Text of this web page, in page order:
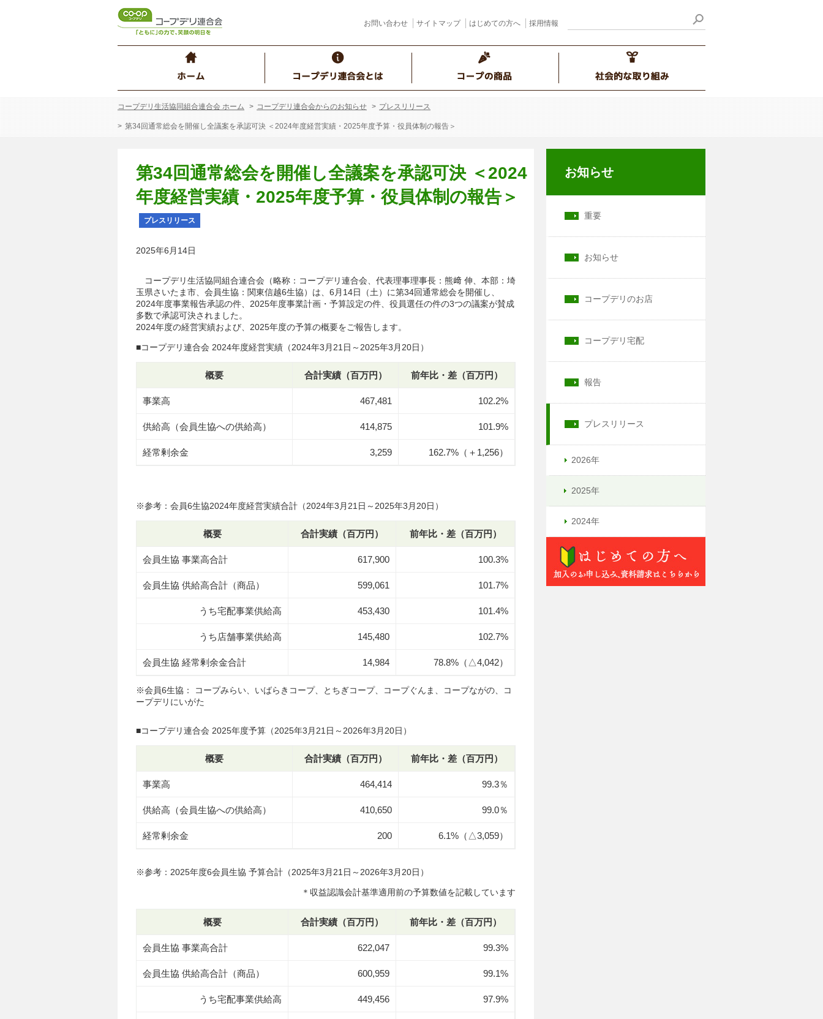
お問い合わせ サイトマップ はじめての方へ 採用情報
コープデリ生活協同組合連合会 ホーム コープデリ連合会からのお知らせ プレスリリース
第34回通常総会を開催し全議案を承認可決 ＜2024年度経営実績・2025年度予算・役員体制の報告＞
第34回通常総会を開催し全議案を承認可決 ＜2024
年度経営実績・2025年度予算・役員体制の報告＞
プレスリリース
2025年6月14日
コープデリ生活協同組合連合会（略称：コープデリ連合会、代表理事理事長：熊﨑 伸、本部：埼
玉県さいたま市、会員生協：関東信越6生協）は、6月14日（土）に第34回通常総会を開催し、
2024年度事業報告承認の件、2025年度事業計画・予算設定の件、役員選任の件の3つの議案が賛成
多数で承認可決されました。
2024年度の経営実績および、2025年度の予算の概要をご報告します。
■コープデリ連合会 2024年度経営実績（2024年3月21日～2025年3月20日）
概要 合計実績（百万円） 前年比・差（百万円）
事業高 467,481 102.2%
供給高（会員生協への供給高） 414,875 101.9%
経常剰余金 3,259 162.7%（＋1,256）
※参考：会員6生協2024年度経営実績合計（2024年3月21日～2025年3月20日）
概要 合計実績（百万円） 前年比・差（百万円）
会員生協 事業高合計 617,900 100.3%
会員生協 供給高合計（商品） 599,061 101.7%
うち宅配事業供給高 453,430 101.4%
うち店舗事業供給高 145,480 102.7%
会員生協 経常剰余金合計 14,984 78.8%（△4,042）
※会員6生協： コープみらい、いばらきコープ、とちぎコープ、コープぐんま、コープながの、コ
ープデリにいがた
■コープデリ連合会 2025年度予算（2025年3月21日～2026年3月20日）
概要 合計実績（百万円） 前年比・差（百万円）
事業高 464,414 99.3％
供給高（会員生協への供給高） 410,650 99.0％
経常剰余金 200 6.1%（△3,059）
※参考：2025年度6会員生協 予算合計（2025年3月21日～2026年3月20日）
＊収益認識会計基準適用前の予算数値を記載しています
概要 合計実績（百万円） 前年比・差（百万円）
会員生協 事業高合計 622,047 99.3%
会員生協 供給高合計（商品） 600,959 99.1%
うち宅配事業供給高 449,456 97.9%
お知らせ
重要
お知らせ
コープデリのお店
コープデリ宅配
報告
プレスリリース
2026年
2025年
2024年